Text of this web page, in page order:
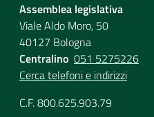
Assemblea legislativa
Viale Aldo Moro, 50
40127 Bologna
Centralino 051 5275226
Cerca telefoni e indirizzi
C.F. 800.625.903.79